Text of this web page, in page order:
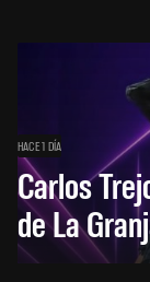
HACE 1 DÍA
Carlos
de La